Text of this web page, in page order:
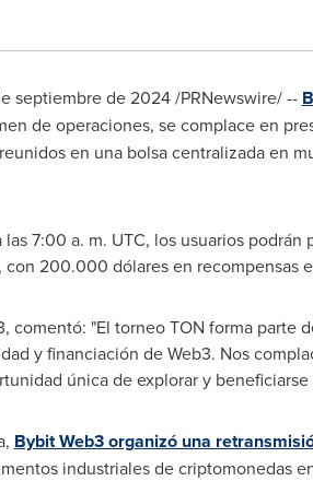
septiembre de 2024/PRNewswire/ --
de operaciones, se complace en
en una bolsa centralizada en
7:00 a. m. UTC, los usuarios
200.000 dólares en recompensas
comentó: "El torneo TON forma parte
y financiación de Web3. Nos
única de explorar y
Bybit Web3 organizó una
industriales de criptomonedas